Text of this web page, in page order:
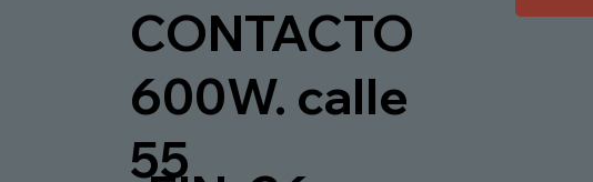
CONTACTO
600W. calle
55